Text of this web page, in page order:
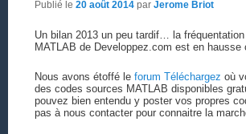
Publié le 20 août 2014 par Jerome Briot
Un bilan 2013 un peu tardif… la
MATLAB de Developpez.com est en hausse
Nous avons étoffé le forum Téléchargez où
des codes sources MATLAB disponibles
pouvez bien entendu y poster vos propres
pas à nous contacter pour connaitre la